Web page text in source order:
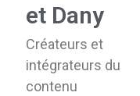
et Dany
Créateurs et
intégrateurs du
contenu